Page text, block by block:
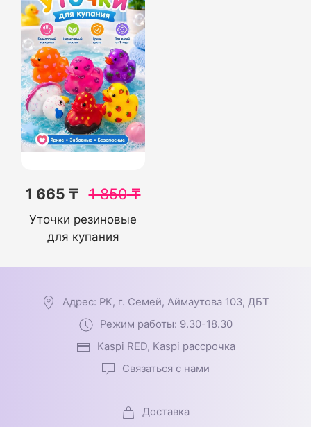
1 665 ₸ 1 850₸
Уточки резиновые
для купания
Адрес: РК, г. Семей, Аймаутова 103, ДБТ
Режим работы: 9.30-18.30
Kaspi RED, Kaspi рассрочка
Связаться с нами
Доставка